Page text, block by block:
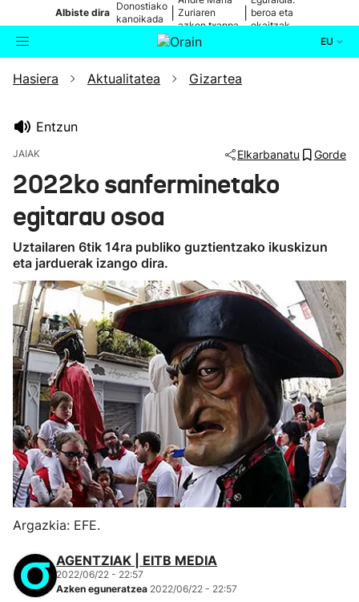
Albiste dira
Donostiako
kanoikada
Zuriaren
azken txanpa
beroa eta
ekaitzak
EU
Bilatzailea Aktualitatea
Ikusmiran
Eguraldia
Hasiera Aktualitatea Gizartea
Entzun
JAIAK Elkarbanatu Gorde
2022ko sanferminetako
egitarau osoa
Uztailaren 6tik 14ra publiko guztientzako ikuskizun
eta jarduerak izango dira.
Argazkia: EFE.
AGENTZIAK | EITB MEDIA
2022/06/22 - 22:57
Azken eguneratzea 2022/06/22 - 22:57